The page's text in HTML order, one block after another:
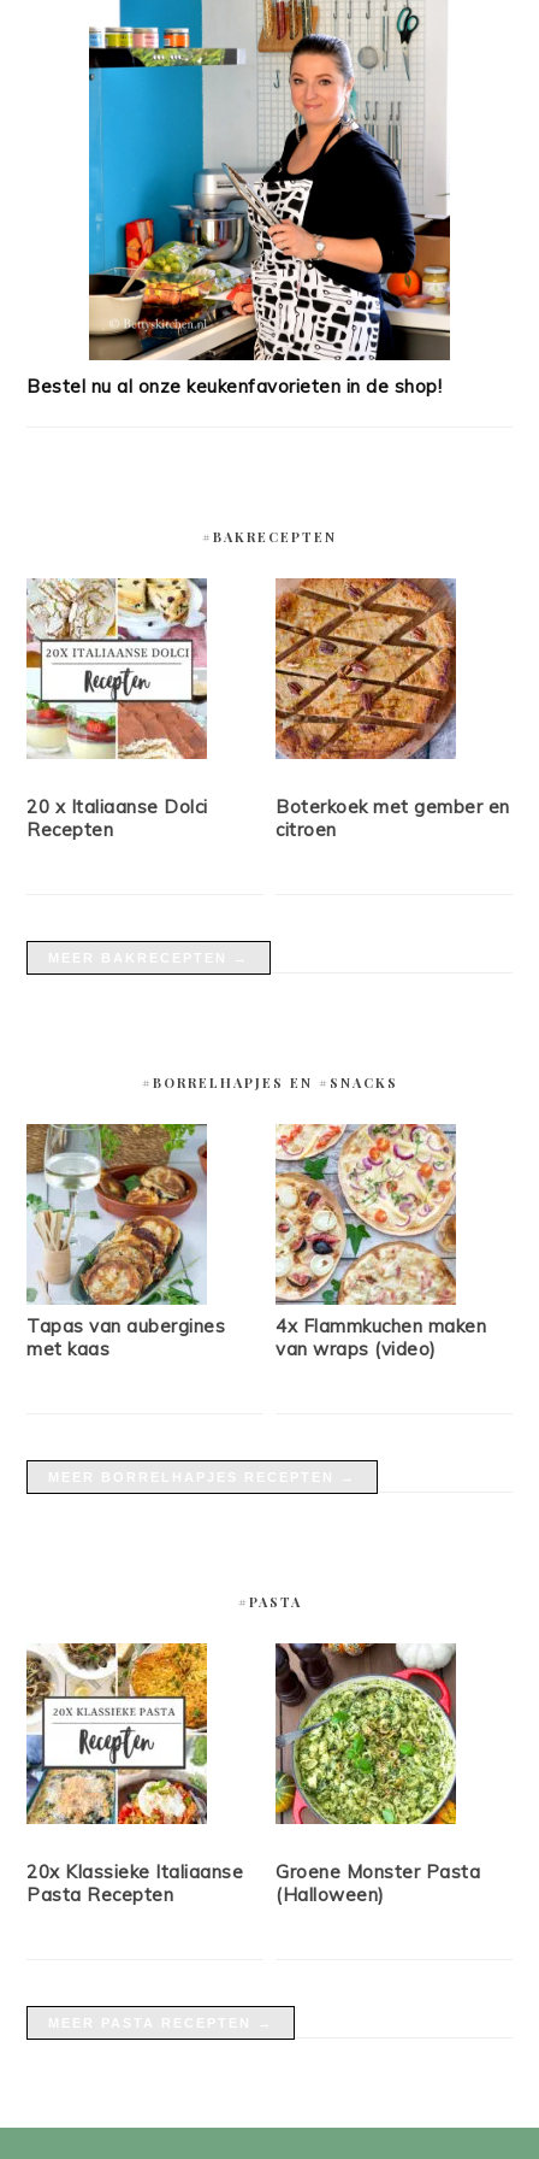
Bestel nu al onze keukenfavorieten in de shop!
#BAKRECEPTEN
20 x Italiaanse Dolci
Recepten
Boterkoek met gember en
citroen
#BORRELHAPJES EN #SNACKS
Tapas van aubergines
met kaas
4x Flammkuchen maken
van wraps (video)
#PASTA
20x Klassieke Italiaanse
Pasta Recepten
Groene Monster Pasta
(Halloween)